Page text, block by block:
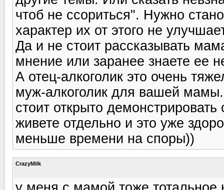
чтоб не ссориться". Нужно
характер их от этого не
Да и не стоит рассказывать
мнение или заранее знаете ее
А отец-алкоголик это очень
муж-алкоголик для вашей
стоит открыто
живете отдельно и это уже
меньше времени на споры))
CrazyMilk